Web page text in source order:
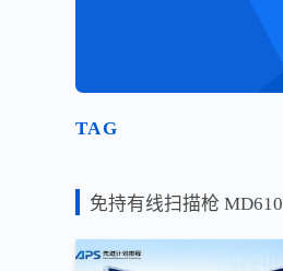
TAG
免持有线扫描枪